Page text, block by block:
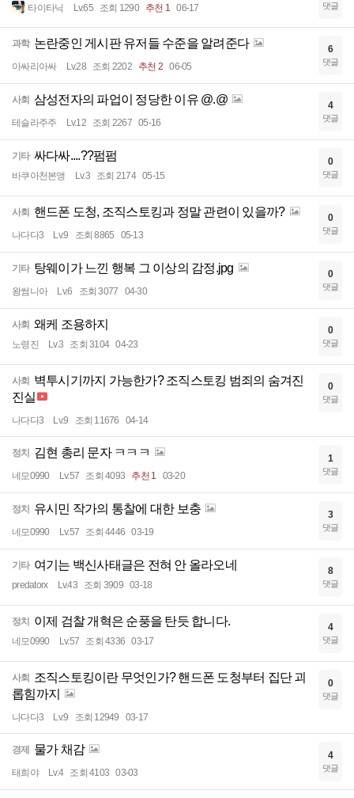
타이타닉 Lv.65 조회 1290 추천 1 06-17 댓글
과학 논란중인 게시판 유저들 수준을 알려준다
아싸리아싸 Lv.28 조회 2202 추천 2 06-05
6
댓글
사회 삼성전자의 파업이 정당한 이유 @.@
테슬라주주 Lv.12 조회 2267 05-16
4
댓글
기타 싸다싸....??펌펌
바쿠아천본앵 Lv.3 조회 2174 05-15
0
댓글
사회 핸드폰 도청, 조직스토킹과 정말 관련이 있을까?
나다다3 Lv.9 조회 8865 05-13
0
댓글
기타 탕웨이가 느낀 행복 그 이상의 감정.jpg
왕썸니아 Lv.6 조회 3077 04-30
0
댓글
사회 왜케 조용하지
노령진 Lv.3 조회 3104 04-23
0
댓글
사회
벽투시기까지 가능한가? 조직스토킹 범죄의 숨겨진
진실
나다다3 Lv.9 조회 11676 04-14
0
댓글
정치 김현 총리 문자 ㅋㅋㅋ
네모0990 Lv.57 조회 4093 추천 1 03-20
1
댓글
정치 유시민 작가의 통찰에 대한 보충
네모0990 Lv.57 조회 4446 03-19
3
댓글
기타 여기는 백신사태글은 전혀 안 올라오네
predatorx Lv.43 조회 3909 03-18
8
댓글
정치 이제 검찰 개혁은 순풍을 탄듯 합니다.
네모0990 Lv.57 조회 4336 03-17
4
댓글
사회
조직스토킹이란 무엇인가? 핸드폰 도청부터 집단 괴
롭힘까지
나다다3 Lv.9 조회 12949 03-17
0
댓글
경제 물가 채감
태희야 Lv.4 조회 4103 03-03
4
댓글